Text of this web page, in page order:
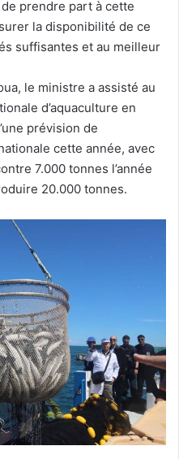
prendre part à cette
la disponibilité de ce
suffisantes et au meilleur
le ministre a assisté au
d’aquaculture en
prévision de
cette année, avec
7.000 tonnes l’année
20.000 tonnes.